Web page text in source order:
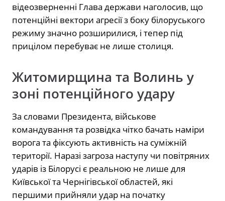
відеозверненні Глава держави наголосив, що
потенційні вектори агресії з боку білоруського
режиму значно розширилися, і тепер під
прицілом перебуває не лише столиця.
Житомирщина та Волинь у
зоні потенційного удару
За словами Президента, військове
командування та розвідка чітко бачать наміри
ворога та фіксують активність на суміжній
території. Наразі загроза наступу чи повітряних
ударів із Білорусі є реальною не лише для
Київської та Чернігівської областей, які
першими прийняли удар на початку